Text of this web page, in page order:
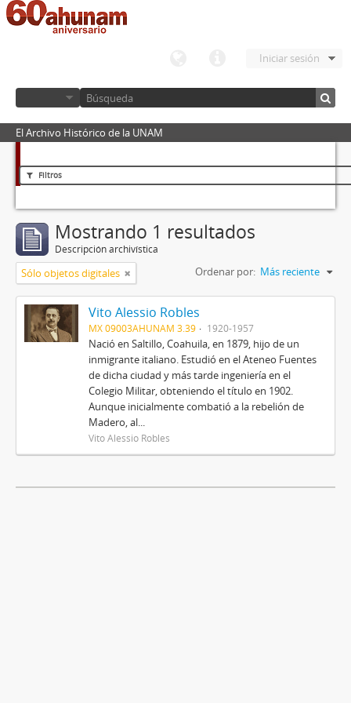
Iniciar sesión
El Archivo Histórico de la UNAM
Filtros
Mostrando 1 resultados
Descripción archivística
Sólo objetos digitales Ordenar por: Más reciente
Vito Alessio Robles
MX 09003AHUNAM 3.39 1920-1957
Nació en Saltillo, Coahuila, en 1879, hijo de un
inmigrante italiano. Estudió en el Ateneo Fuentes
de dicha ciudad y más tarde ingeniería en el
Colegio Militar, obteniendo el título en 1902.
Aunque inicialmente combatió a la rebelión de
Madero, al...
Vito Alessio Robles